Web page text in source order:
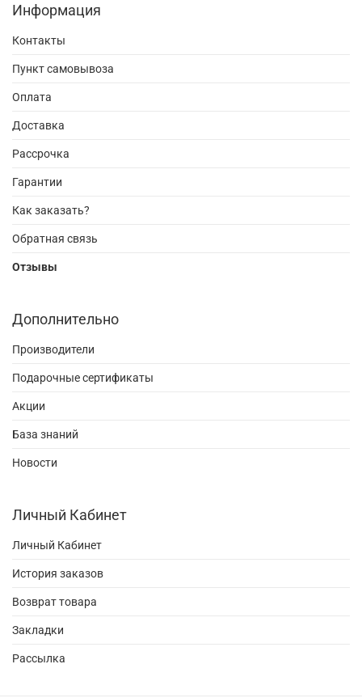
Информация
Контакты
Пункт самовывоза
Оплата
Доставка
Рассрочка
Гарантии
Как заказать?
Обратная связь
Отзывы
Дополнительно
Производители
Подарочные сертификаты
Акции
База знаний
Новости
Личный Кабинет
Личный Кабинет
История заказов
Возврат товара
Закладки
Рассылка